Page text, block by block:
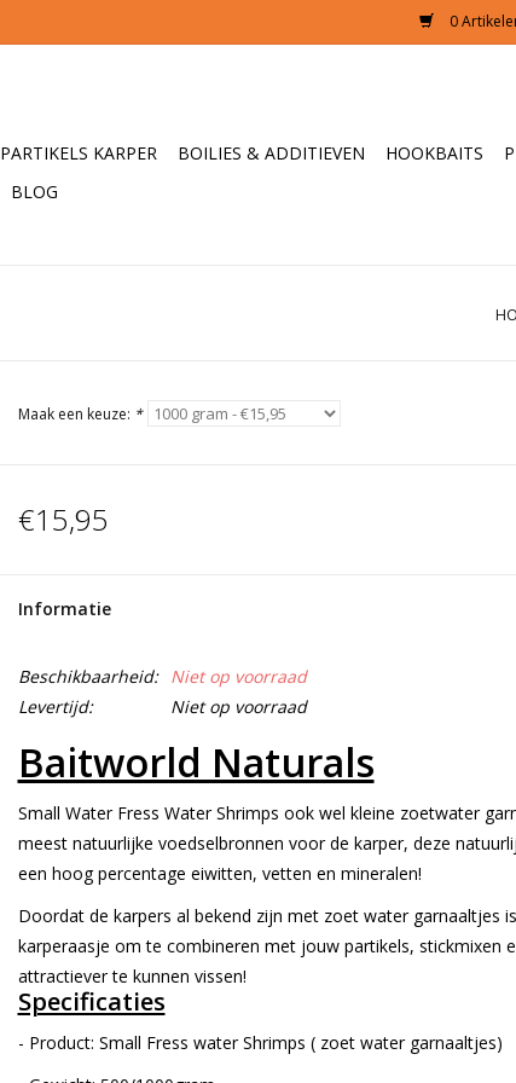
0
PARTIKELS KARPER BOILIES & ADDITIEVEN HOOKBAITS
BLOG
Maak een keuze: *
€15,95
Informatie
Beschikbaarheid:
Niet op voorraad
Levertijd:
Niet op voorraad
Baitworld Naturals
Small Water Fress Water Shrimps ook wel kleine zoetwater
meest natuurlijke voedselbronnen voor de karper, deze
een hoog percentage eiwitten, vetten en mineralen!
Doordat de karpers al bekend zijn met zoet water garnaaltjes
karperaasje om te combineren met jouw partikels, stickmixen
attractiever te kunnen vissen!
Specificaties
- Product: Small Fress water Shrimps ( zoet water garnaaltjes)